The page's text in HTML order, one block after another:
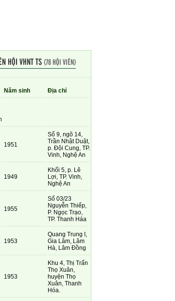
HỘI VHNT TS(78 HỘI VIÊN)
Năm sinh Địa chỉ
1951
Số 9, ngõ 14,
Trần Nhật Duật,
p. Đội Cung, TP.
Vinh, Nghệ An
1949
Khối 5, p. Lê
Lợi, TP. Vinh,
Nghệ An
1955
Số 03/23
Nguyễn Thiếp,
P. Ngọc Trạo,
TP. Thanh Háa
1953
Quang Trung I,
Gia Lâm, Lâm
Hà, Lâm Đồng
1953
Khu 4, Thị Trấn
Thọ Xuân,
huyện Thọ
Xuân, Thanh
Hóa.